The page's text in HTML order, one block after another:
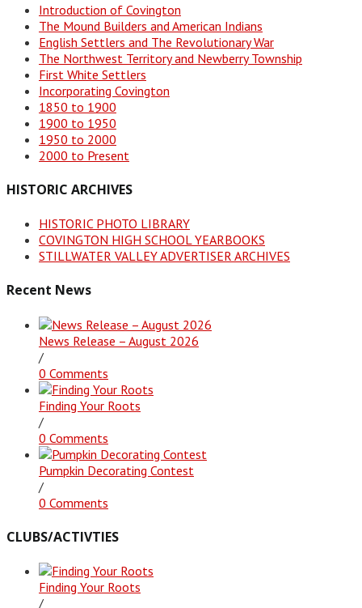
Introduction of Covington
The Mound Builders and American Indians
English Settlers and The Revolutionary War
The Northwest Territory and Newberry Township
First White Settlers
Incorporating Covington
1850 to 1900
1900 to 1950
1950 to 2000
2000 to Present
HISTORIC ARCHIVES
HISTORIC PHOTO LIBRARY
COVINGTON HIGH SCHOOL YEARBOOKS
STILLWATER VALLEY ADVERTISER ARCHIVES
Recent News
News Release – August 2026
/
0 Comments
Finding Your Roots
/
0 Comments
Pumpkin Decorating Contest
/
0 Comments
CLUBS/ACTIVTIES
Finding Your Roots
/